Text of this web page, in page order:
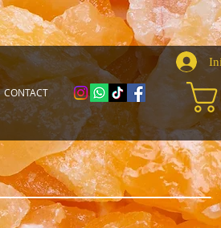
CONTACT